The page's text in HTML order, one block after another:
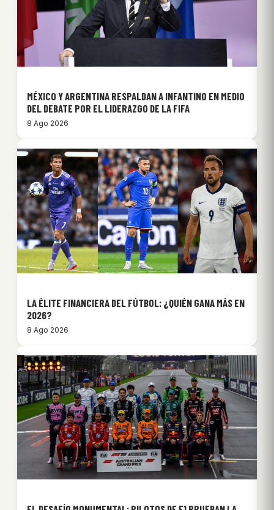
MÉXICO Y ARGENTINA RESPALDAN A INFANTINO EN MEDIO
DEL DEBATE POR EL LIDERAZGO DE LA FIFA
8 Ago 2026
LA ÉLITE FINANCIERA DEL FÚTBOL: ¿QUIÉN GANA MÁS EN
2026?
8 Ago 2026